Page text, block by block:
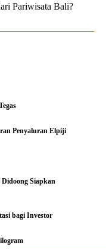
Pariwisata Bali?
Penyaluran Elpiji
Siapkan
bagi Investor